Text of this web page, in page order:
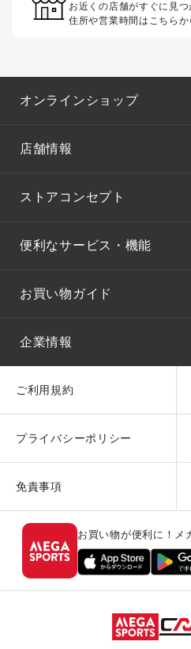
お近くの店舗がすぐに見つ
住所や営業時間はこちらか
オンラインショップ
店舗情報
ストアコンセプト
便利なサービス・機能
お買い物ガイド
企業情報
ご利用規約
プライバシーポリシー
免責事項
お買い物が便利に！メ